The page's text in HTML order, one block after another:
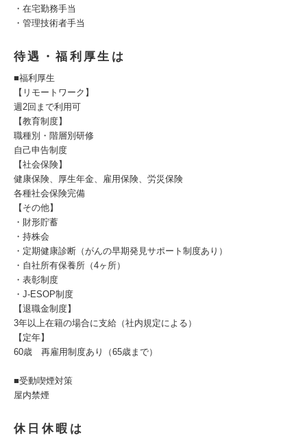
・在宅勤務手当
・管理技術者手当
待遇・福利厚生は
■福利厚生
【リモートワーク】
週2回まで利用可
【教育制度】
職種別・階層別研修
自己申告制度
【社会保険】
健康保険、厚生年金、雇用保険、労災保険
各種社会保険完備
【その他】
・財形貯蓄
・持株会
・定期健康診断（がんの早期発見サポート制度あり）
・自社所有保養所（4ヶ所）
・表彰制度
・J-ESOP制度
【退職金制度】
3年以上在籍の場合に支給（社内規定による）
【定年】
60歳 再雇用制度あり（65歳まで）
■受動喫煙対策
屋内禁煙
休日休暇は